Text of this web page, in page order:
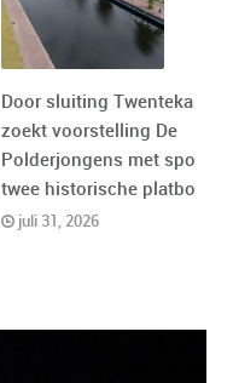
Door sluiting Twentekanaal
zoekt voorstelling De
Polderjongens met spoed
twee historische platbodems
juli 31, 2026